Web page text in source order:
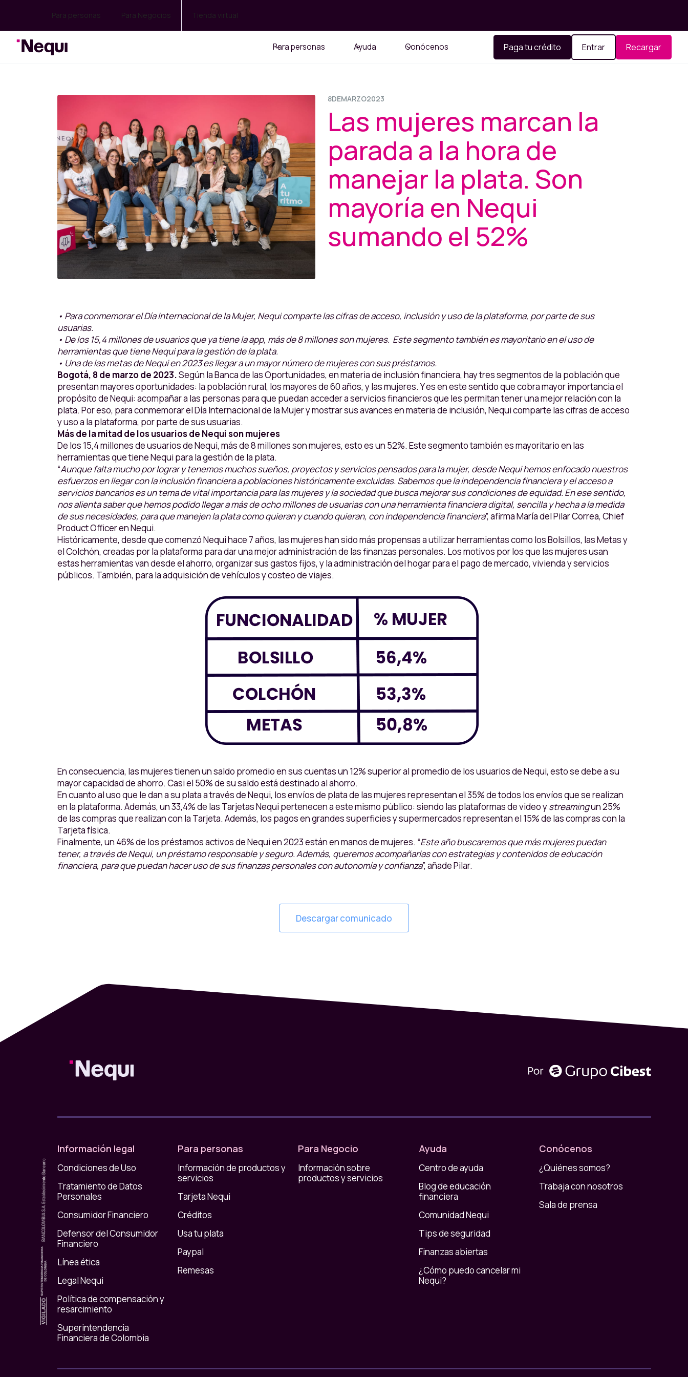
Para personas Para Negocios Tienda virtual
Para personas Ayuda Conócenos Paga tu crédito Entrar Recargar
8DEMARZO2023
Las mujeres marcan la
parada a la hora de
manejar la plata. Son
mayoría en Nequi
sumando el 52%
• Para conmemorar el Día Internacional de la Mujer, Nequi comparte las cifras de acceso, inclusión y uso de la plataforma, por parte de sus
usuarias.
• De los 15,4 millones de usuarios que ya tiene la app, más de 8 millones son mujeres. Este segmento también es mayoritario en el uso de
herramientas que tiene Nequi para la gestión de la plata.
• Una de las metas de Nequi en 2023 es llegar a un mayor número de mujeres con sus préstamos.
Bogotá, 8 de marzo de 2023.Según la Banca de las Oportunidades, en materia de inclusión financiera, hay tres segmentos de la población que
presentan mayores oportunidades: la población rural, los mayores de 60 años, y las mujeres. Y es en este sentido que cobra mayor importancia el
propósito de Nequi: acompañar a las personas para que puedan acceder a servicios financieros que les permitan tener una mejor relación con la
plata. Por eso, para conmemorar el Día Internacional de la Mujer y mostrar sus avances en materia de inclusión, Nequi comparte las cifras de acceso
y uso a la plataforma, por parte de sus usuarias.
Más de la mitad de los usuarios de Nequi son mujeres
De los 15,4 millones de usuarios de Nequi, más de 8 millones son mujeres, esto es un 52%. Este segmento también es mayoritario en las
herramientas que tiene Nequi para la gestión de la plata.
“Aunque falta mucho por lograr y tenemos muchos sueños, proyectos y servicios pensados para la mujer, desde Nequi hemos enfocado nuestros
esfuerzos en llegar con la inclusión financiera a poblaciones históricamente excluidas. Sabemos que la independencia financiera y el acceso a
servicios bancarios es un tema de vital importancia para las mujeres y la sociedad que busca mejorar sus condiciones de equidad. En ese sentido,
nos alienta saber que hemos podido llegar a más de ocho millones de usuarias con una herramienta financiera digital, sencilla y hecha a la medida
de sus necesidades, para que manejen la plata como quieran y cuando quieran, con independencia financiera”, afirma María del Pilar Correa, Chief
Product Officer en Nequi.
Históricamente, desde que comenzó Nequi hace 7 años, las mujeres han sido más propensas a utilizar herramientas como los Bolsillos, las Metas y
el Colchón, creadas por la plataforma para dar una mejor administración de las finanzas personales. Los motivos por los que las mujeres usan
estas herramientas van desde el ahorro, organizar sus gastos fijos, y la administración del hogar para el pago de mercado, vivienda y servicios
públicos. También, para la adquisición de vehículos y costeo de viajes.
En consecuencia, las mujeres tienen un saldo promedio en sus cuentas un 12% superior al promedio de los usuarios de Nequi, esto se debe a su
mayor capacidad de ahorro. Casi el 50% de su saldo está destinado al ahorro.
En cuanto al uso que le dan a su plata a través de Nequi, los envíos de plata de las mujeres representan el 35% de todos los envíos que se realizan
en la plataforma. Además, un 33,4% de las Tarjetas Nequi pertenecen a este mismo público: siendo las plataformas de video ystreamingun 25%
de las compras que realizan con la Tarjeta. Además, los pagos en grandes superficies y supermercados representan el 15% de las compras con la
Tarjeta física.
Finalmente, un 46% de los préstamos activos de Nequi en 2023 están en manos de mujeres. “Este año buscaremos que más mujeres puedan
tener, a través de Nequi, un préstamo responsable y seguro. Además, queremos acompañarlas con estrategias y contenidos de educación
financiera, para que puedan hacer uso de sus finanzas personales con autonomía y confianza”, añade Pilar.
Descargar comunicado
Información legal
Condiciones de Uso
Tratamiento de Datos
Personales
Consumidor Financiero
Defensor del Consumidor
Financiero
Línea ética
Legal Nequi
Política de compensación y
resarcimiento
Superintendencia
Financiera de Colombia
Para personas
Información de productos y
servicios
Tarjeta Nequi
Créditos
Usa tu plata
Paypal
Remesas
Para Negocio
Información sobre
productos y servicios
Ayuda
Centro de ayuda
Blog de educación
financiera
Comunidad Nequi
Tips de seguridad
Finanzas abiertas
¿Cómo puedo cancelar mi
Nequi?
Conócenos
¿Quiénes somos?
Trabaja con nosotros
Sala de prensa